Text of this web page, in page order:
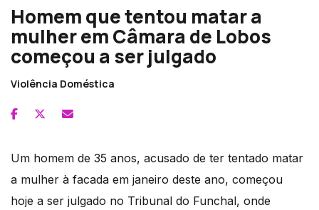
Homem que tentou matar a
mulher em Câmara de Lobos
começou a ser julgado
Violência Doméstica
Um homem de 35 anos, acusado de ter tentado matar
a mulher à facada em janeiro deste ano, começou
hoje a ser julgado no Tribunal do Funchal, onde